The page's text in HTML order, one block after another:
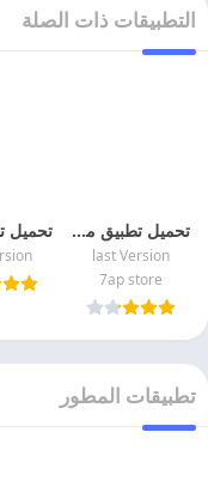
التطبيقات ذات الصلة
تحميل تطبيق موقع 7ap store لتحميل الالعاب والتطبيقات المهكره مجانا
last Version
7ap store
تطبيقات المطور